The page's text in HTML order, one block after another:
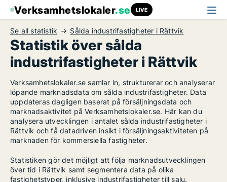
Verksamhetslokaler.se LIVE
Se all statistik Sålda industrifastigheter i Rättvik
Statistik över sålda
industrifastigheter i Rättvik
Verksamhetslokaler.se samlar in, strukturerar och analyserar
löpande marknadsdata om sålda industrifastigheter. Data
uppdateras dagligen baserat på försäljningsdata och
marknadsaktivitet på Verksamhetslokaler.se. Här kan du
analysera utvecklingen i antalet sålda industrifastigheter i
Rättvik och få datadriven insikt i försäljningsaktiviteten på
marknaden för kommersiella fastigheter.
Statistiken gör det möjligt att följa marknadsutvecklingen
över tid i Rättvik samt segmentera data på olika
fastighetstyper, inklusive industrifastigheter till salu.